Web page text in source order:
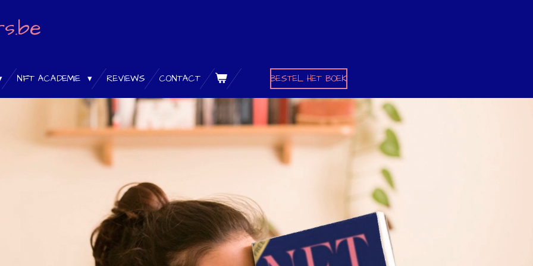
NFT ACADEMIE REVIEWS CONTACT BESTEL HET BOEK